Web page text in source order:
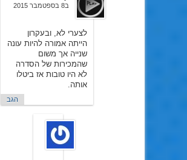
ב8 בספטמבר 2015
לצערי לא, ובעקרון
הייתה אמורה להיות עונה
שנייה אך משום
שהמכירות של הסדרה
לא היו טובות אז ביטלו
אותה.
הגב